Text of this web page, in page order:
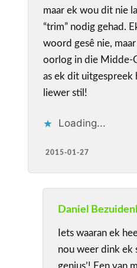
maar ek wou dit nie
“trim” nodig gehad.
woord gesê nie,
oorlog in die Midde-
as ek dit uitgespreek
liewer stil!
Loading...
2015-01-27
Daniel
Iets waaran ek
nou weer dink ek
genius’! Een van